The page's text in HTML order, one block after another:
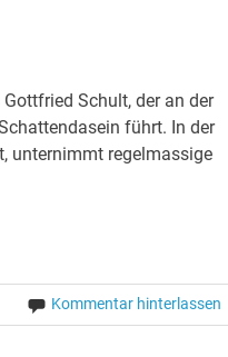
Schult, der an der
führt. In der
unternimmt regelmassige
Kommentar hinterlassen